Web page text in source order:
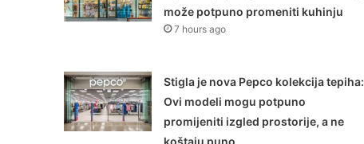
može potpuno promeniti kuhinju
7 hours ago
Stigla je nova Pepco kolekcija tepiha:
Ovi modeli mogu potpuno
promijeniti izgled prostorije, a ne
koštaju puno